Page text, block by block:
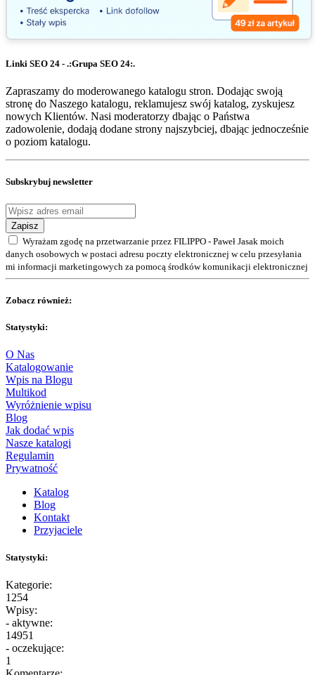
Linki SEO 24 - .:Grupa SEO 24:.
Zapraszamy do moderowanego katalogu stron. Dodając swoją
stronę do Naszego katalogu, reklamujesz swój katalog, zyskujesz
nowych Klientów. Nasi moderatorzy dbając o Państwa
zadowolenie, dodają dodane strony najszybciej, dbając jednocześnie
o poziom katalogu.
Subskrybuj newsletter
Zapisz
Wyrażam zgodę na przetwarzanie przez FILIPPO - Paweł Jasak moich
danych osobowych w postaci adresu poczty elektronicznej w celu przesyłania
mi informacji marketingowych za pomocą środków komunikacji elektronicznej
Zobacz również:
Statystyki:
O Nas
Katalogowanie
Wpis na Blogu
Multikod
Wyróżnienie wpisu
Blog
Jak dodać wpis
Nasze katalogi
Regulamin
Prywatność
Katalog
Blog
Kontakt
Przyjaciele
Statystyki:
Kategorie:
1254
Wpisy:
- aktywne:
14951
- oczekujące:
1